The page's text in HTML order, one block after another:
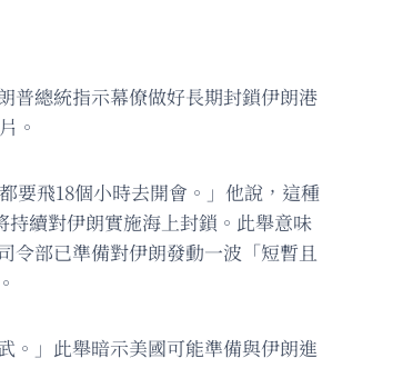
普總統指示幕僚做好長期封鎖伊朗港
。
要飛18個小時去開會。」他說，這種
續對伊朗實施海上封鎖。此舉意味
令部已準備對伊朗發動一波「短暫且
。」此舉暗示美國可能準備與伊朗進